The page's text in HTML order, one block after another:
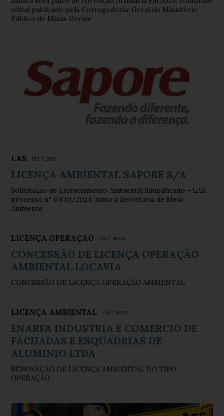
edital publicado pela Corregedoria-Geral do Ministério
Público de Minas Gerais
LAS Há 1 ano
LICENÇA AMBIENTAL SAPORE S/A
Solicitação de Licenciamento Ambiental Simplificado - LAS,
processo nº 6.840/2024, junto a Secretaria de Meio
Ambiente
LICENÇA OPERAÇÃO Há 2 anos
CONCESSÃO DE LICENÇA OPERAÇÃO
AMBIENTAL LOCAVIA
CONCESSÃO DE LICENÇA OPERAÇÃO AMBIENTAL
LICENÇA AMBIENTAL Há 2 anos
ENARFA INDUSTRIA E COMERCIO DE
FACHADAS E ESQUADRIAS DE
ALUMINIO LTDA
RENOVAÇÃO DE LICENÇA AMBIENTAL DO TIPO
OPERAÇÃO